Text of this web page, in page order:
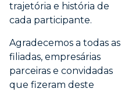
trajetória e história de
cada participante.
Agradecemos a todas as
filiadas, empresárias
parceiras e convidadas
que fizeram deste